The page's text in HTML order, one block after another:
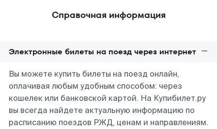
Справочная информация
Электронные билеты на поезд через интернет
Вы можете купить билеты на поезд онлайн,
оплачивая любым удобным способом: через
кошелек или банковской картой. На Купибилет.ру
вы всегда найдете актуальную информацию по
расписанию поездов РЖД, ценам и направлениям.